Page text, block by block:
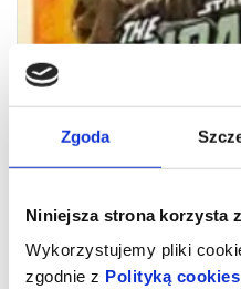
Zgoda
Niniejsza strona korzysta
Wykorzystujemy pliki
zgodnie z Polityką cookies